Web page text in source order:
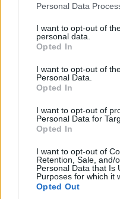
Personal Data
I want to opt-out of
personal data.
Opted In
I want to opt-out of
Personal Data.
Opted In
I want to opt-out of
Personal Data for
Opted In
I want to opt-out of
Retention, Sale, and/
Personal Data that Is
Purposes for which it
Opted Out
serve una
senza opposizione
Altro che occupazione
Leggi anche:
Ci siamo,
Sallusti
Il nome di
sproposito